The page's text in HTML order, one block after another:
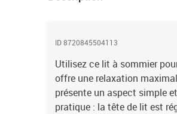
ID 8720845504113
Utilisez ce lit à sommier
offre une relaxation
présente un aspect simple
pratique : la tête de lit est